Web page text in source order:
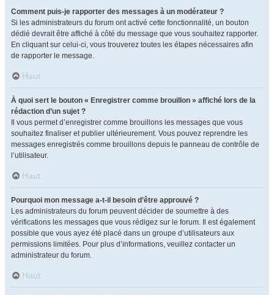
Comment puis-je rapporter des messages à un modérateur ?
Si les administrateurs du forum ont activé cette fonctionnalité, un bouton
dédié devrait être affiché à côté du message que vous souhaitez rapporter.
En cliquant sur celui-ci, vous trouverez toutes les étapes nécessaires afin
de rapporter le message.
Haut
À quoi sert le bouton « Enregistrer comme brouillon » affiché lors de la
rédaction d’un sujet ?
Il vous permet d’enregistrer comme brouillons les messages que vous
souhaitez finaliser et publier ultérieurement. Vous pouvez reprendre les
messages enregistrés comme brouillons depuis le panneau de contrôle de
l’utilisateur.
Haut
Pourquoi mon message a-t-il besoin d’être approuvé ?
Les administrateurs du forum peuvent décider de soumettre à des
vérifications les messages que vous rédigez sur le forum. Il est également
possible que vous ayez été placé dans un groupe d’utilisateurs aux
permissions limitées. Pour plus d’informations, veuillez contacter un
administrateur du forum.
Haut